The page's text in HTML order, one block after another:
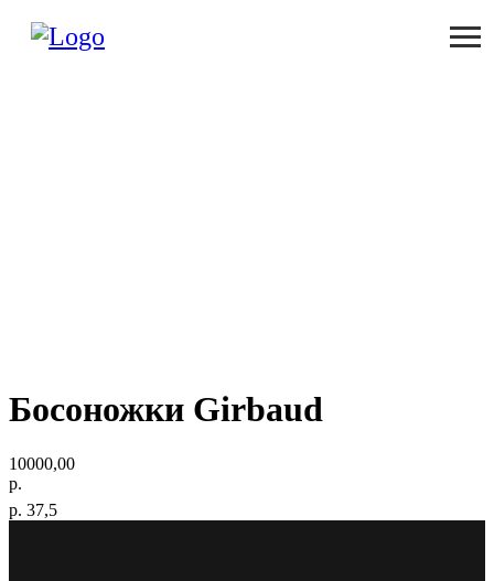
Босоножки Girbaud
10000,00
р.
р. 37,5